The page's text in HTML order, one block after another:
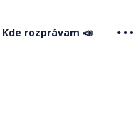
Kde rozprávam 📣